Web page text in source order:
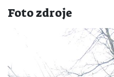
Foto zdroje